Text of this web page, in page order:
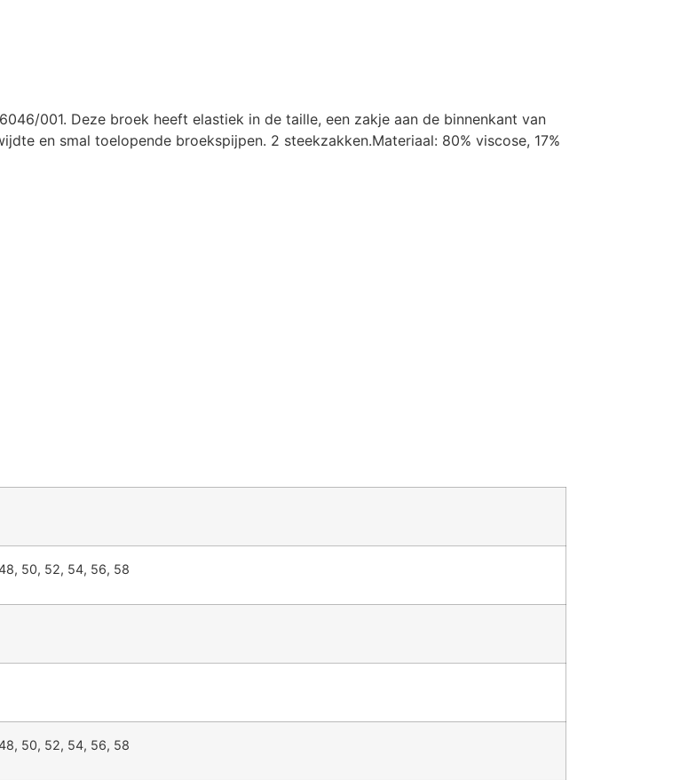
001. Deze broek heeft elastiek in de taille, een zakje aan de binnenkant van
en smal toelopende broekspijpen. 2 steekzakken.Materiaal: 80% viscose, 17%
50, 52, 54, 56, 58
50, 52, 54, 56, 58